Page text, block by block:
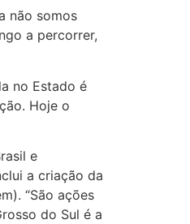
não somos
a percorrer,
no Estado é
Hoje o
e
a criação da
“São ações
do Sul é a